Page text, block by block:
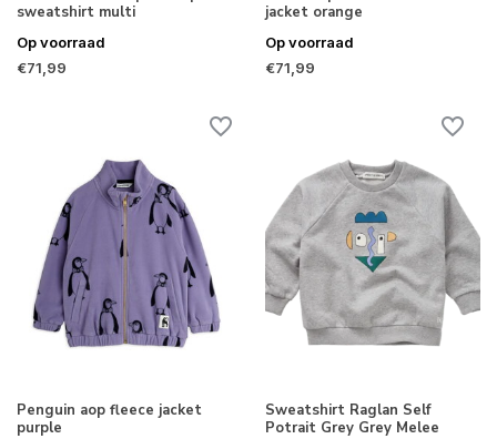
sweatshirt multi
Op voorraad
€71,99
jacket orange
Op voorraad
€71,99
Penguin aop fleece jacket
purple
Sweatshirt Raglan Self
Potrait Grey Grey Melee